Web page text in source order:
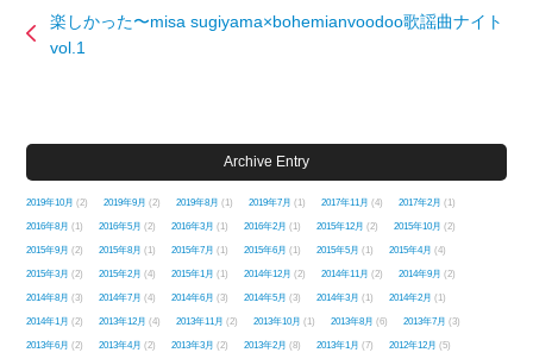
楽しかった〜misa sugiyama×bohemianvoodoo歌謡曲ナイト
vol.1
Archive Entry
2019年10月 (2) 2019年9月 (2) 2019年8月 (1) 2019年7月 (1) 2017年11月 (4) 2017年2月 (1)
2016年8月 (1) 2016年5月 (2) 2016年3月 (1) 2016年2月 (1) 2015年12月 (2) 2015年10月 (2)
2015年9月 (2) 2015年8月 (1) 2015年7月 (1) 2015年6月 (1) 2015年5月 (1) 2015年4月 (4)
2015年3月 (2) 2015年2月 (4) 2015年1月 (1) 2014年12月 (2) 2014年11月 (2) 2014年9月 (2)
2014年8月 (3) 2014年7月 (4) 2014年6月 (3) 2014年5月 (3) 2014年3月 (1) 2014年2月 (1)
2014年1月 (2) 2013年12月 (4) 2013年11月 (2) 2013年10月 (1) 2013年8月 (6) 2013年7月 (3)
2013年6月 (2) 2013年4月 (2) 2013年3月 (2) 2013年2月 (8) 2013年1月 (7) 2012年12月 (5)